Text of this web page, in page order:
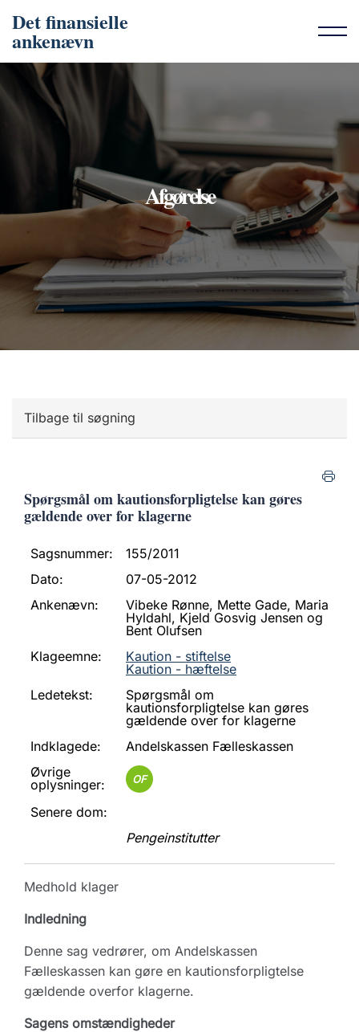
Det finansielle
ankenævn
Afgørelse
Tilbage til søgning
Spørgsmål om kautionsforpligtelse kan gøres
gældende over for klagerne
Sagsnummer:
155/2011
Dato:
07-05-2012
Ankenævn:
Vibeke Rønne, Mette Gade, Maria
Hyldahl, Kjeld Gosvig Jensen og
Bent Olufsen
Klageemne:
Kaution - stiftelse
Kaution - hæftelse
Ledetekst:
Spørgsmål om
kautionsforpligtelse kan gøres
gældende over for klagerne
Indklagede:
Andelskassen Fælleskassen
Øvrige
oplysninger:
OF
Senere dom:
Pengeinstitutter
Medhold klager
Indledning
Denne sag vedrører, om Andelskassen
Fælleskassen kan gøre en kautionsforpligtelse
gældende overfor klagerne.
Sagens omstændigheder